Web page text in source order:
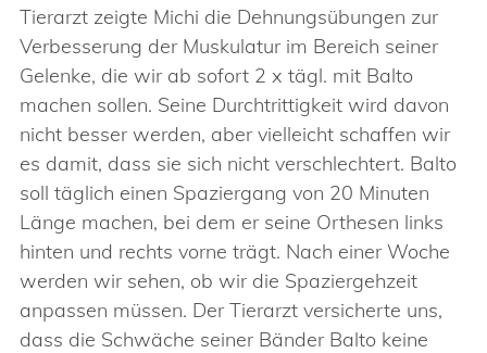
Tierarzt zeigte Michi die Dehnungsübungen zur
Verbesserung der Muskulatur im Bereich seiner
Gelenke, die wir ab sofort 2 x tägl. mit Balto
machen sollen. Seine Durchtrittigkeit wird davon
nicht besser werden, aber vielleicht schaffen wir
es damit, dass sie sich nicht verschlechtert. Balto
soll täglich einen Spaziergang von 20 Minuten
Länge machen, bei dem er seine Orthesen links
hinten und rechts vorne trägt. Nach einer Woche
werden wir sehen, ob wir die Spaziergehzeit
anpassen müssen. Der Tierarzt versicherte uns,
dass die Schwäche seiner Bänder Balto keine